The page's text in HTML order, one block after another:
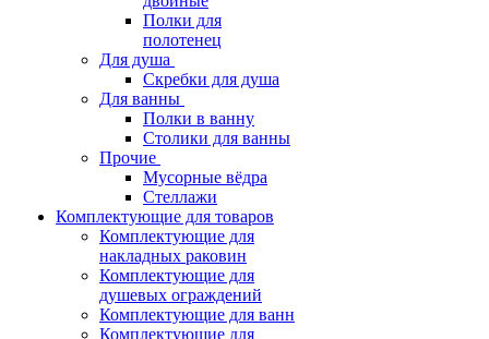
Полки для
полотенец
Для душа
Скребки для душа
Для ванны
Полки в ванну
Столики для ванны
Прочие
Мусорные вёдра
Стеллажи
Комплектующие для товаров
Комплектующие для
накладных раковин
Комплектующие для
душевых ограждений
Комплектующие для ванн
Комплектующие для